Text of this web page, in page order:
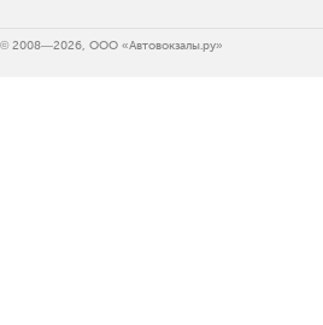
© 2008—2026, ООО «Автовокзалы.ру»